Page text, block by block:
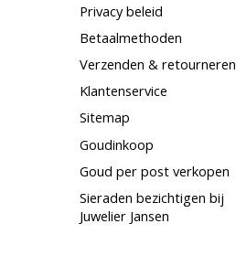
Privacy beleid
Betaalmethoden
Verzenden & retourneren
Klantenservice
Sitemap
Goudinkoop
Goud per post verkopen
Sieraden bezichtigen bij
Juwelier Jansen